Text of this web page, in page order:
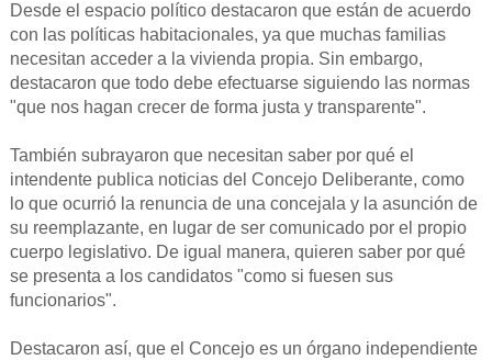
Desde el espacio político destacaron que están de acuerdo
con las políticas habitacionales, ya que muchas familias
necesitan acceder a la vivienda propia. Sin embargo,
destacaron que todo debe efectuarse siguiendo las normas
"que nos hagan crecer de forma justa y transparente".
También subrayaron que necesitan saber por qué el
intendente publica noticias del Concejo Deliberante, como
lo que ocurrió la renuncia de una concejala y la asunción de
su reemplazante, en lugar de ser comunicado por el propio
cuerpo legislativo. De igual manera, quieren saber por qué
se presenta a los candidatos "como si fuesen sus
funcionarios".
Destacaron así, que el Concejo es un órgano independiente